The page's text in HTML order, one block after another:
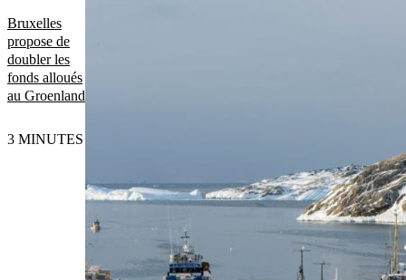
Bruxelles
propose de
doubler les
fonds alloués
au Groenland
3 MINUTES